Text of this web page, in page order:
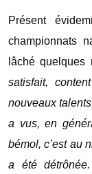
Présent
championnats
lâché quelques
satisfait,
nouveaux
a vus, en
bémol, c’est au
a été